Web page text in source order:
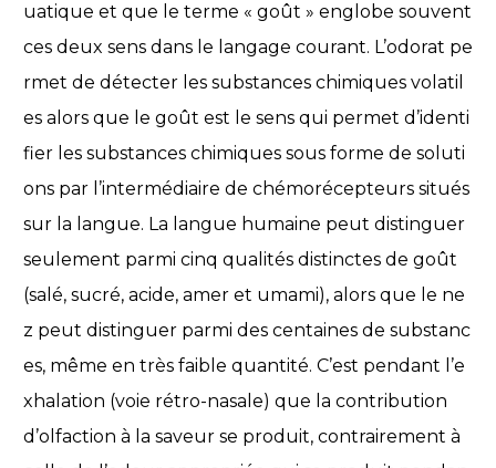
uatique et que le terme « goût » englobe souvent
ces deux sens dans le langage courant. L’odorat pe
rmet de détecter les substances chimiques volatil
es alors que le goût est le sens qui permet d’identi
fier les substances chimiques sous forme de soluti
ons par l’intermédiaire de chémorécepteurs situés
sur la langue. La langue humaine peut distinguer
seulement parmi cinq qualités distinctes de goût
(salé, sucré, acide, amer et umami), alors que le ne
z peut distinguer parmi des centaines de substanc
es, même en très faible quantité. C’est pendant l’e
xhalation (voie rétro-nasale) que la contribution
d’olfaction à la saveur se produit, contrairement à